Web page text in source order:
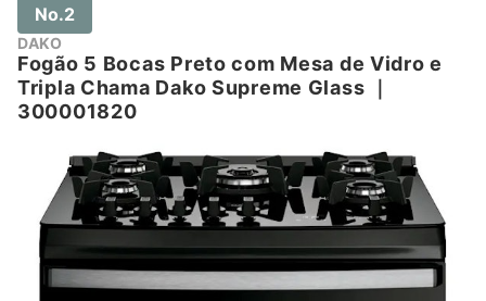
No.2
DAKO
Fogão 5 Bocas Preto com Mesa de Vidro e
Tripla Chama Dako Supreme Glass ｜
300001820